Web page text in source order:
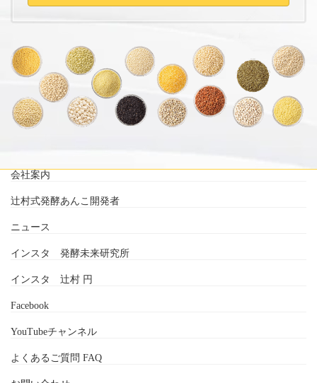
会社案内
辻村式発酵あんこ開発者
ニュース
インスタ 発酵未来研究所
インスタ 辻村 円
Facebook
YouTubeチャンネル
よくあるご質問 FAQ